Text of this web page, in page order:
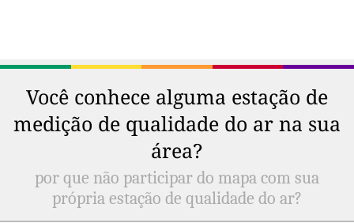
Você conhece alguma estação de
medição de qualidade do ar na sua
área?
por que não participar do mapa com sua
própria estação de qualidade do ar?